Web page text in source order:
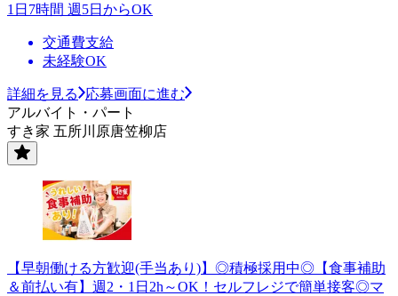
1日7時間 週5日からOK
交通費支給
未経験OK
詳細を見る
応募画面に進む
アルバイト・パート
すき家 五所川原唐笠柳店
【早朝働ける方歓迎(手当あり)】◎積極採用中◎【食事補助
＆前払い有】週2・1日2h～OK！セルフレジで簡単接客◎マ